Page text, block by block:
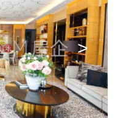
>